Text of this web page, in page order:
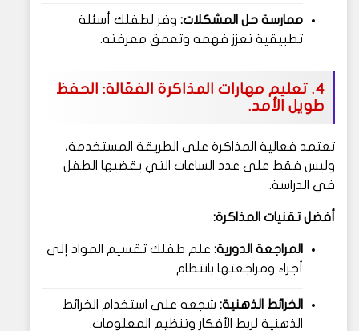
ممارسة حل المشكلات: وفر لطفلك أسئلة
تطبيقية تعزز فهمه وتعمق معرفته.
4. تعليم مهارات المذاكرة الفعّالة: الحفظ
طويل الأمد.
تعتمد فعالية المذاكرة على الطريقة المستخدمة،
وليس فقط على عدد الساعات التي يقضيها الطفل
في الدراسة.
أفضل تقنيات المذاكرة:
المراجعة الدورية: علم طفلك تقسيم المواد إلى
أجزاء ومراجعتها بانتظام.
الخرائط الذهنية: شجعه على استخدام الخرائط
الذهنية لربط الأفكار وتنظيم المعلومات.